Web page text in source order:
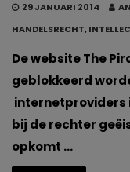
29 JANUARI 2014
HANDELSRECHT,
De website The
geblokkeerd
internetproviders
bij de rechter
opkomt …